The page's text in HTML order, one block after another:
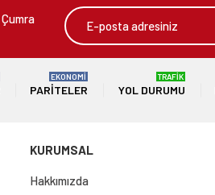
PARITELER
EKONOMİ
YOL DURUMU
TRAFİK
KURUMSAL
Hakkımızda